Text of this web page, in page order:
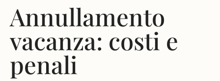
Annullamento
vacanza: costi e
penali